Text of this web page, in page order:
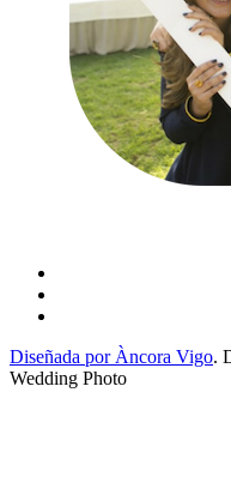
Diseñada por Àncora Vigo.
Wedding Photo